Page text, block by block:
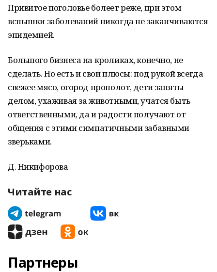
Привитое поголовье болеет реже, при этом
вспышки заболеваний никогда не заканчиваются
эпидемией.
Большого бизнеса на кроликах, конечно, не
сделать. Но есть и свои плюсы: под рукой всегда
свежее мясо, огород прополот, дети заняты
делом, ухаживая за животными, учатся быть
ответственными, да и радости получают от
общения с этими симпатичными забавными
зверьками.
Д. Никифорова
Читайте нас
Партнеры